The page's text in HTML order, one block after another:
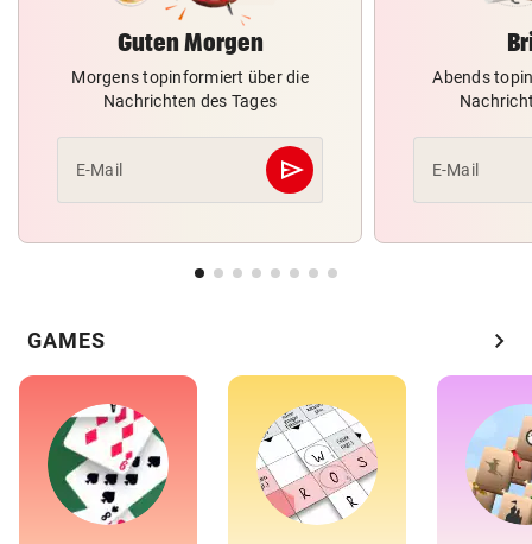
Guten Morgen
Morgens topinformiert über die
Nachrichten des Tages
E-Mail send
Abschicken
Abends
E-Mail
GAMES chevron_right